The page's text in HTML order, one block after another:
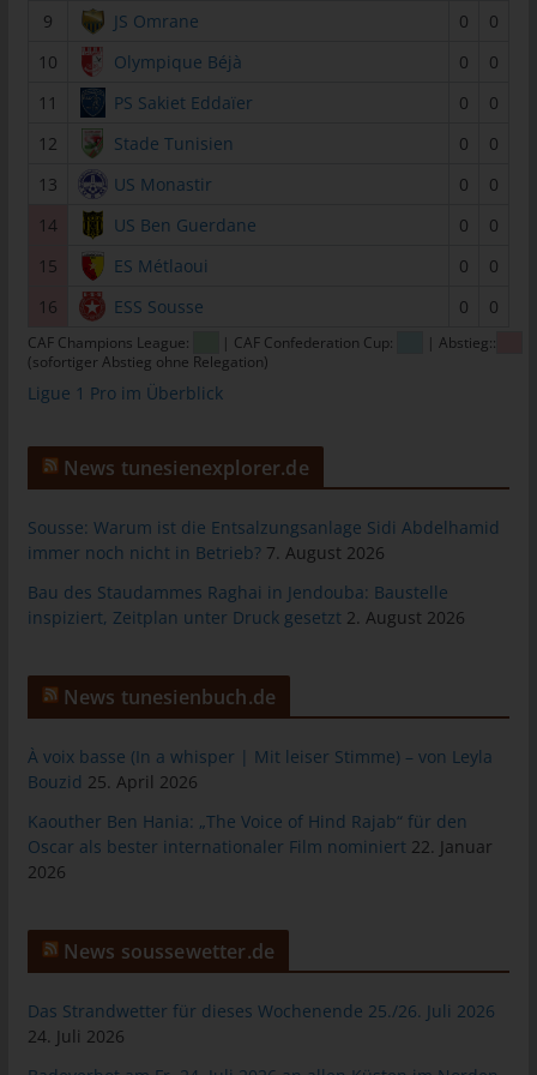
9
JS Omrane 0
0
10
Olympique Béjà 0
0
11
PS Sakiet Eddaïer 0
0
12
Stade Tunisien 0
0
13
US Monastir 0
0
14
US Ben Guerdane 0
0
15
ES Métlaoui 0
0
16
ESS Sousse 0 0
CAF Champions League: | CAF Confederation Cup:
| Abstieg::
(sofortiger Abstieg ohne Relegation)
Ligue 1 Pro im Überblick
News tunesienexplorer.de
Sousse: Warum ist die Entsalzungsanlage Sidi Abdelhamid
immer noch nicht in Betrieb? 7. August 2026
Bau des Staudammes Raghai in Jendouba: Baustelle
inspiziert, Zeitplan unter Druck gesetzt 2. August 2026
News tunesienbuch.de
À voix basse (In a whisper | Mit leiser Stimme) – von Leyla
Bouzid 25. April 2026
Kaouther Ben Hania: „The Voice of Hind Rajab“ für den
Oscar als bester internationaler Film nominiert 22. Januar
2026
News soussewetter.de
Das Strandwetter für dieses Wochenende 25./26. Juli 2026
24. Juli 2026
tunesienfussball.de
Uwe Wassenberg
Rue 2 Mars
4022 Akouda - Tunesien
Telefon: +216 216 16 616
Cookies
Die Internetseiten verwenden Cookies. Cookies sind
Textdateien, welche über einen Internetbrowser auf einem
Computersystem abgelegt und gespeichert werden.
Zahlreiche Internetseiten und Server verwenden Cookies. Viele
ist eine eindeutige Kennung des Cookies. Sie besteht aus einer
Zeichenfolge, durch welche Internetseiten und Server dem
das Cookie gespeichert wurde. Dies ermöglicht es den
besuchten Internetseiten und Servern, den individuellen
Browser der betroffenen Person von anderen Internetbrowsern,
die andere Cookies enthalten, zu unterscheiden. Ein bestimmter
wiedererkannt und identifiziert werden.
Durch den Einsatz von Cookies kann den Nutzern dieser
die Cookie-Setzung nicht möglich wären.
auf unserer Internetseite im Sinne des Benutzers optimiert
werden. Cookies ermöglichen uns, wie bereits erwähnt, die
Benutzer unserer Internetseite wiederzuerkennen. Zweck dieser
Internetseite zu erleichtern. Der Benutzer einer Internetseite, die
Cookies verwendet, muss beispielsweise nicht bei jedem
weil dies von der Internetseite und dem auf dem
Computersystem des Benutzers abgelegten Cookie
übernommen wird. Ein weiteres Beispiel ist das Cookie eines